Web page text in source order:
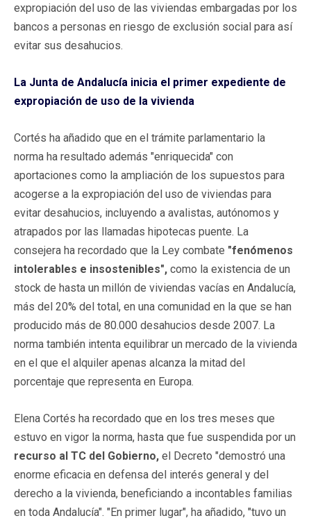
expropiación del uso de las viviendas embargadas por los
bancos a personas en riesgo de exclusión social para así
evitar sus desahucios.
La Junta de Andalucía inicia el primer expediente de
expropiación de uso de la vivienda
Cortés ha añadido que en el trámite parlamentario la
norma ha resultado además "enriquecida" con
aportaciones como la ampliación de los supuestos para
acogerse a la expropiación del uso de viviendas para
evitar desahucios, incluyendo a avalistas, autónomos y
atrapados por las llamadas hipotecas puente. La
consejera ha recordado que la Ley combate "fenómenos
intolerables e insostenibles", como la existencia de un
stock de hasta un millón de viviendas vacías en Andalucía,
más del 20% del total, en una comunidad en la que se han
producido más de 80.000 desahucios desde 2007. La
norma también intenta equilibrar un mercado de la vivienda
en el que el alquiler apenas alcanza la mitad del
porcentaje que representa en Europa.
Elena Cortés ha recordado que en los tres meses que
estuvo en vigor la norma, hasta que fue suspendida por un
recurso al TC del Gobierno, el Decreto "demostró una
enorme eficacia en defensa del interés general y del
derecho a la vivienda, beneficiando a incontables familias
en toda Andalucía". "En primer lugar", ha añadido, "tuvo un